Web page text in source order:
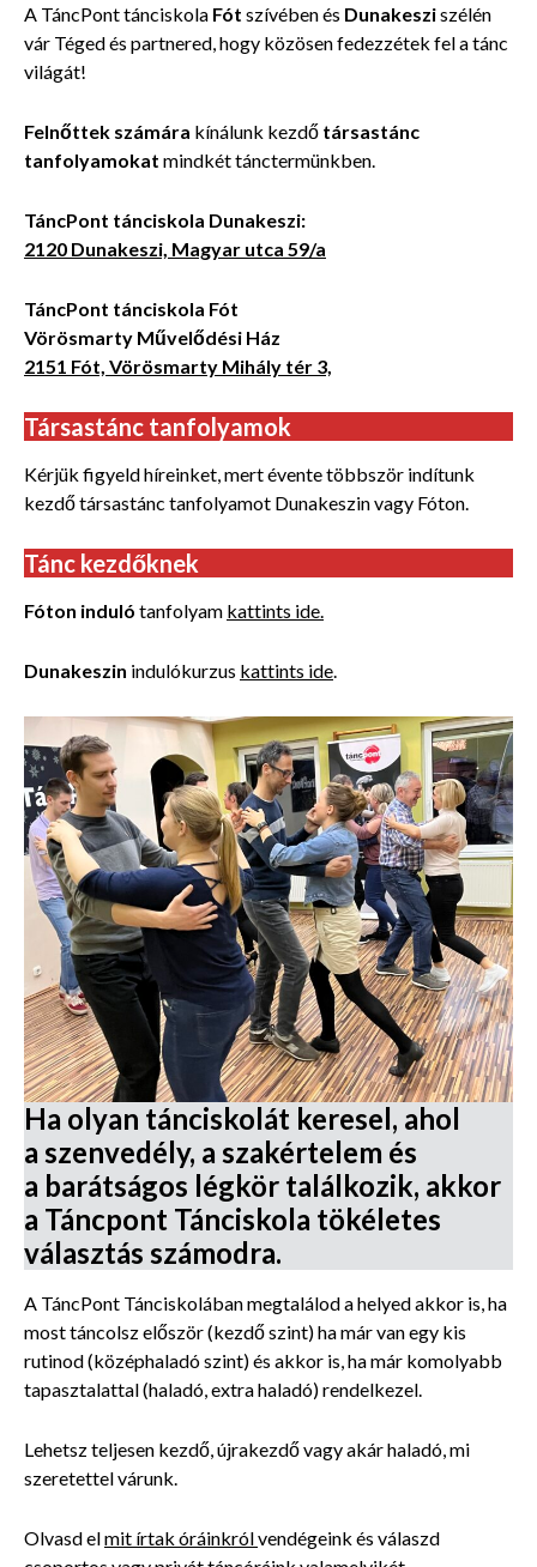
A TáncPont tánciskola Fót szívében és Dunakesziszélén
vár Téged és partnered, hogy közösen fedezzétek fel a tánc
világát!
Felnőttek számára kínálunk kezdő társastánc
tanfolyamokat mindkét tánctermünkben.
TáncPont tánciskola Dunakeszi:
2120 Dunakeszi, Magyar utca 59/a
TáncPont tánciskola Fót
Vörösmarty Művelődési Ház
2151 Fót, Vörösmarty Mihály tér 3,
Társastánc tanfolyamok
Kérjük figyeld híreinket, mert évente többször indítunk
kezdő társastánc tanfolyamot Dunakeszin vagy Fóton.
Tánc kezdőknek
Fóton induló tanfolyam kattints ide.
Dunakeszin indulókurzus kattints ide
Ha olyan tánciskolát keresel, ahol
a szenvedély, a szakértelem és
a barátságos légkör találkozik, akkor
a Táncpont Tánciskola tökéletes
választás számodra.
A TáncPont Tánciskolában megtalálod a helyed akkor is, ha
most táncolsz először (kezdő szint) ha már van egy kis
rutinod (középhaladó szint) és akkor is, ha már komolyabb
tapasztalattal (haladó, extra haladó) rendelkezel.
Lehetsz teljesen kezdő, újrakezdő vagy akár haladó, mi
szeretettel várunk.
Olvasd elmit írtak óráinkrólvendégeink és válaszd